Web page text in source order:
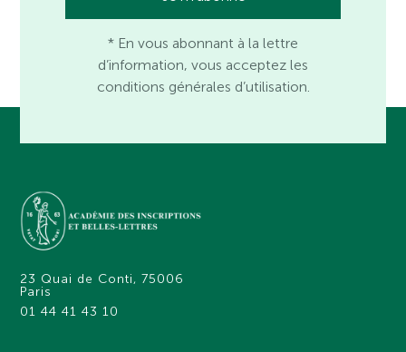
* En vous abonnant à la lettre
d’information, vous acceptez les
conditions générales d’utilisation.
23 Quai de Conti, 75006
Paris
01 44 41 43 10